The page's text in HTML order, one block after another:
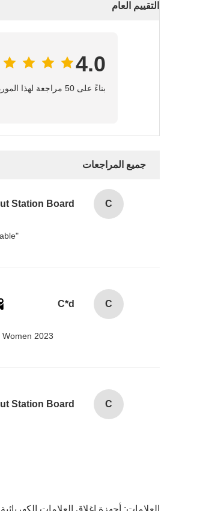
التقييم العام
4.0
بناءً على 50 مراجعة لهذا المورد
جميع المراجعات
C
"Setting the IPD on my Pico 4 was a game-changer! The three physical presets cover most ranges, and the difference in sharpness is noticeable.
C
C*d
2023@
C
العلامات: أجهزة إغلاق العلامات